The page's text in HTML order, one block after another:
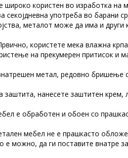
широко користен во изработка на
секојдневна употреба во барани
металот може да има и други
користете мека влажна
на прекумерен притисок и
метал, редовно бришење
заштита, нанесете заштитен
е обработен и обоен со
мебел не е прашкасто
е можно, да ги поставите внатре